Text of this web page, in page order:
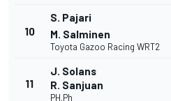
10
S. Pajari
M. Salminen
Toyota Gazoo Racing WRT2
11
J. Solans
R. Sanjuan
PH.Ph